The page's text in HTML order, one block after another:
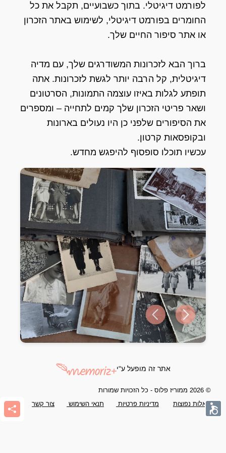
לפורמט דיגיטלי. בתוך כשבועיים, תקבל את כל
החומרים בפורמט דיגיטלי, לשימוש באתר הזכרון
או אתר סיפור החיים שלך.
ברוך הבא לזכרונות המשודרגים שלך, עם מדיה
דיגיטלית, קל הרבה יותר לגשת לזכרונות. אתה
תופתע לגלות באיזו עוצמה התמונות, הסרטונים
ושאר פריטי הזכרון שלך קמים לתחייה – ומספרים
את הסיפורים שלפני כן היו נעולים בארונות
ובקופסאות קרטון.
עכשיו תוכלו סופסוף להיפגש מחדש.
Previous slideNext slide
אתר זה מופעל ע"י
© 2026 ממוריז פלוס - כל הזכויות שמורות
שאלות נפוצות
מדיניות פרטיות תנאי השימוש צור קשר